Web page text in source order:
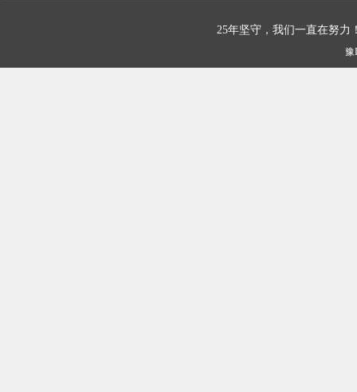
25年坚守，我们一直在努力
豫